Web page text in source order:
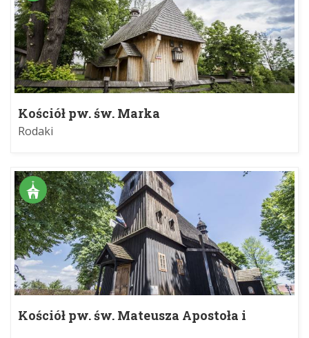
Kościół pw. św. Marka
Rodaki
Kościół pw. św. Mateusza Apostoła i
Ewangelisty